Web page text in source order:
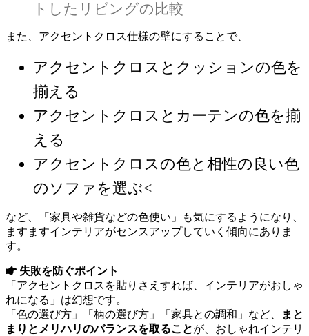
トしたリビングの比較
また、アクセントクロス仕様の壁にすることで、
アクセントクロスとクッションの色を
揃える
アクセントクロスとカーテンの色を揃
える
アクセントクロスの色と相性の良い色
のソファを選ぶ<
など、「家具や雑貨などの色使い」も気にするようになり、
ますますインテリアがセンスアップしていく傾向にありま
す。
失敗を防ぐポイント
「アクセントクロスを貼りさえすれば、インテリアがおしゃ
れになる」は幻想です。
「色の選び方」「柄の選び方」「家具との調和」など、
まと
まりとメリハリのバランスを取ることが、おしゃれインテリ